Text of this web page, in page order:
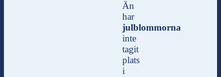
Än
har
julblommorna
inte
tagit
plats
i